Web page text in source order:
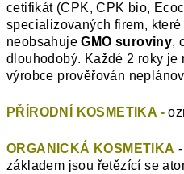
cetifikát (CPK, CPK bio,
specializovaných firem,
neobsahujeGMO suroviny,
dlouhodobý. Každé 2 roky je
výrobce prověřován
PŘÍRODNÍ KOSMETIKA -o
ORGANICKÁ KOSMETIKA
základem jsou řetězící se